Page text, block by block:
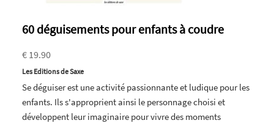
60 déguisements pour enfants à coudre
€ 19.90
Les Editions de Saxe
Se déguiser est une activité passionnante et ludique pour les
enfants. Ils s'approprient ainsi le personnage choisi et
développent leur imaginaire pour vivre des moments